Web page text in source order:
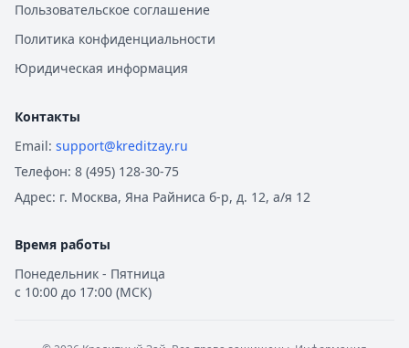
Пользовательское соглашение
Политика конфиденциальности
Юридическая информация
Контакты
Email: support@kreditzay.ru
Телефон: 8 (495) 128-30-75
Адрес: г. Москва, Яна Райниса б-р, д. 12, а/я 12
Время работы
Понедельник - Пятница
с 10:00 до 17:00 (МСК)